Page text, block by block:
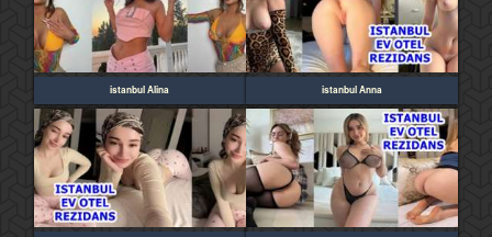
istanbul Alina istanbul Anna